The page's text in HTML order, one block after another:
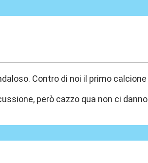
Contro di noi il primo
però cazzo qua non ci